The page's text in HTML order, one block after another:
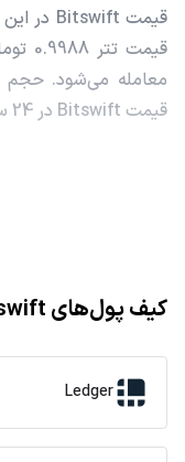
قیمت Bitswift در 24 ساعت اخیر، 0 کاهش داشته است.
کیف پول‌های Bitswift
Ledger